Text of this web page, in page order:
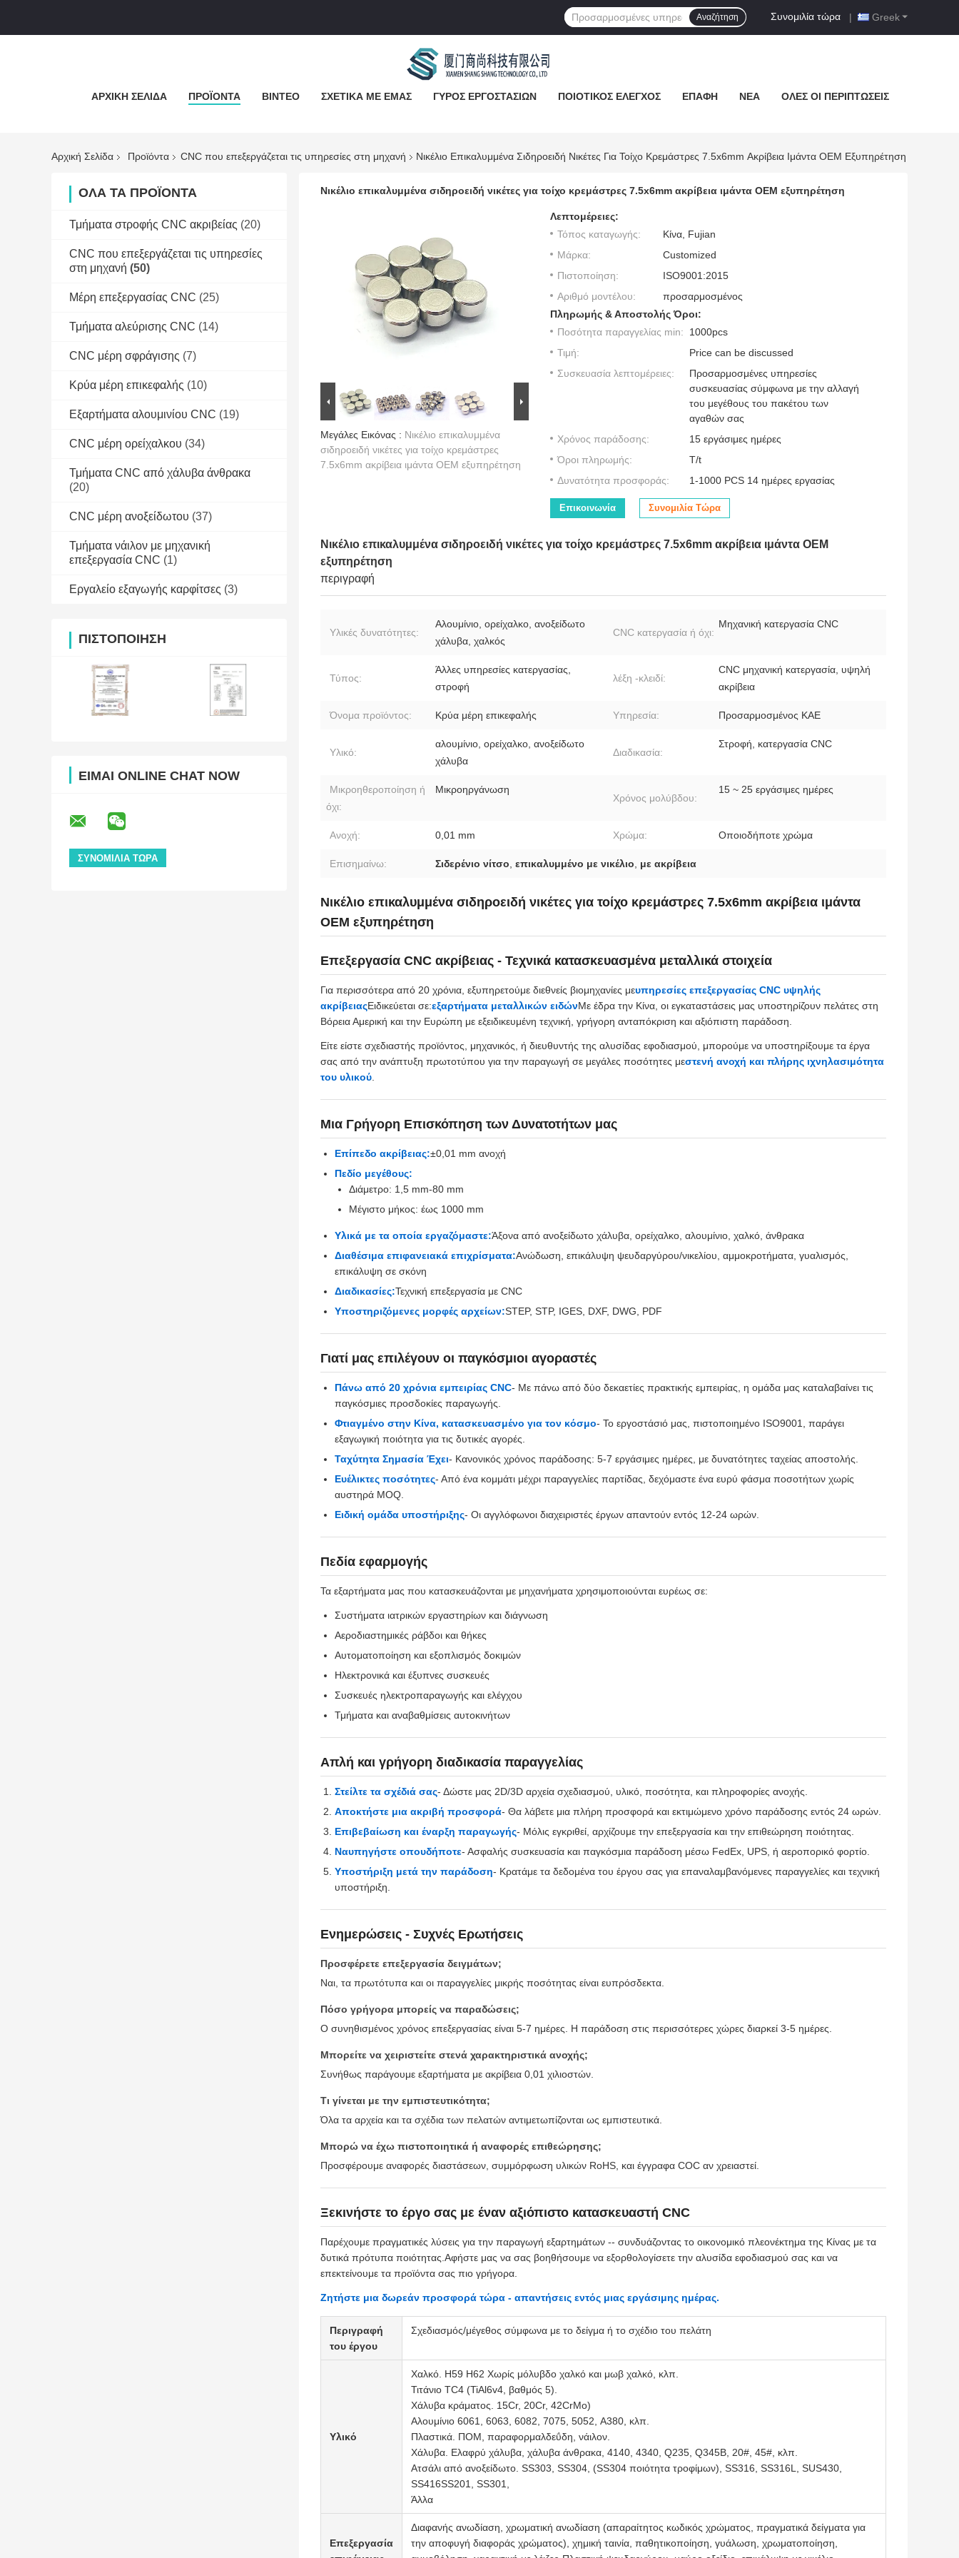
Greek
Συνομιλία τώρα |
Αναζήτηση
ΑΡΧΙΚΉ ΣΕΛΊΔΑ ΠΡΟΪΌΝΤΑ ΒΊΝΤΕΟ ΣΧΕΤΙΚΆ ΜΕ ΕΜΆΣ ΓΎΡΟΣ ΕΡΓΟΣΤΑΣΊΩΝ ΠΟΙΟΤΙΚΌΣ ΈΛΕΓΧΟΣ ΕΠΑΦΉ ΝΈΑ ΌΛΕΣ ΟΙ ΠΕΡΙΠΤΏΣΕΙΣ
Αρχική Σελίδα Προϊόντα CNC που επεξεργάζεται τις υπηρεσίες στη μηχανή Νικέλιο Επικαλυμμένα Σιδηροειδή Νικέτες Για Τοίχο Κρεμάστρες 7.5x6mm Ακρίβεια Ιμάντα OEM Εξυπηρέτηση
ΌΛΑ ΤΑ ΠΡΟΪΌΝΤΑ
Τμήματα στροφής CNC ακριβείας (20)
CNC που επεξεργάζεται τις υπηρεσίες
στη μηχανή (50)
Μέρη επεξεργασίας CNC (25)
Τμήματα αλεύρισης CNC (14)
CNC μέρη σφράγισης (7)
Κρύα μέρη επικεφαλής (10)
Εξαρτήματα αλουμινίου CNC (19)
CNC μέρη ορείχαλκου (34)
Τμήματα CNC από χάλυβα άνθρακα
(20)
CNC μέρη ανοξείδωτου (37)
Τμήματα νάιλον με μηχανική
επεξεργασία CNC (1)
Εργαλείο εξαγωγής καρφίτσες (3)
ΠΙΣΤΟΠΟΊΗΣΗ
ΕΊΜΑΙ ONLINE CHAT NOW
Νικέλιο επικαλυμμένα σιδηροειδή νικέτες για τοίχο κρεμάστρες 7.5x6mm ακρίβεια ιμάντα OEM εξυπηρέτηση
Μεγάλες Εικόνας : Νικέλιο επικαλυμμένα
σιδηροειδή νικέτες για τοίχο κρεμάστρες
7.5x6mm ακρίβεια ιμάντα OEM εξυπηρέτηση
Λεπτομέρειες:
Τόπος καταγωγής:
Κίνα, Fujian
Μάρκα:
Customized
Πιστοποίηση:
ISO9001:2015
Αριθμό μοντέλου:
προσαρμοσμένος
Πληρωμής & Αποστολής Όροι:
Ποσότητα παραγγελίας min:
1000pcs
Τιμή:
Price can be discussed
Συσκευασία λεπτομέρειες:
Προσαρμοσμένες υπηρεσίες
συσκευασίας σύμφωνα με την αλλαγή
του μεγέθους του πακέτου των
αγαθών σας
Χρόνος παράδοσης:
15 εργάσιμες ημέρες
Όροι πληρωμής:
T/t
Δυνατότητα προσφοράς:
1-1000 PCS 14 ημέρες εργασίας
Επικοινωνία Συνομιλία Τώρα
Νικέλιο επικαλυμμένα σιδηροειδή νικέτες για τοίχο κρεμάστρες 7.5x6mm ακρίβεια ιμάντα OEM
εξυπηρέτηση
περιγραφή
Υλικές δυνατότητες:
Αλουμίνιο, ορείχαλκο, ανοξείδωτο
χάλυβα, χαλκός
CNC κατεργασία ή όχι:
Μηχανική κατεργασία CNC
Τύπος:
Άλλες υπηρεσίες κατεργασίας,
στροφή
λέξη -κλειδί:
CNC μηχανική κατεργασία, υψηλή
ακρίβεια
Όνομα προϊόντος: Κρύα μέρη επικεφαλής Υπηρεσία: Προσαρμοσμένος ΚΑΕ
Υλικό:
αλουμίνιο, ορείχαλκο, ανοξείδωτο
χάλυβα
Διαδικασία:
Στροφή, κατεργασία CNC
Μικροηθεροποίηση ή
όχι:
Μικροηργάνωση
Χρόνος μολύβδου:
15 ~ 25 εργάσιμες ημέρες
Ανοχή: 0,01 mm Χρώμα: Οποιοδήποτε χρώμα
Επισημαίνω: Σιδερένιο νίτσο, επικαλυμμένο με νικέλιο, με ακρίβεια
Νικέλιο επικαλυμμένα σιδηροειδή νικέτες για τοίχο κρεμάστρες 7.5x6mm ακρίβεια ιμάντα
OEM εξυπηρέτηση
Επεξεργασία CNC ακρίβειας - Τεχνικά κατασκευασμένα μεταλλικά στοιχεία
Για περισσότερα από 20 χρόνια, εξυπηρετούμε διεθνείς βιομηχανίες μευπηρεσίες επεξεργασίας CNC υψηλής
ακρίβειαςΕιδικεύεται σε:εξαρτήματα μεταλλικών ειδώνΜε έδρα την Κίνα, οι εγκαταστάσεις μας υποστηρίζουν πελάτες στη
Βόρεια Αμερική και την Ευρώπη με εξειδικευμένη τεχνική, γρήγορη ανταπόκριση και αξιόπιστη παράδοση.
Είτε είστε σχεδιαστής προϊόντος, μηχανικός, ή διευθυντής της αλυσίδας εφοδιασμού, μπορούμε να υποστηρίξουμε τα έργα
σας από την ανάπτυξη πρωτοτύπου για την παραγωγή σε μεγάλες ποσότητες μεστενή ανοχή και πλήρης ιχνηλασιμότητα
του υλικού.
Μια Γρήγορη Επισκόπηση των Δυνατοτήτων μας
Επίπεδο ακρίβειας:±0,01 mm ανοχή
Πεδίο μεγέθους:
Διάμετρο: 1,5 mm-80 mm
Μέγιστο μήκος: έως 1000 mm
Υλικά με τα οποία εργαζόμαστε:Άξονα από ανοξείδωτο χάλυβα, ορείχαλκο, αλουμίνιο, χαλκό, άνθρακα
Διαθέσιμα επιφανειακά επιχρίσματα:Ανώδωση, επικάλυψη ψευδαργύρου/νικελίου, αμμοκροτήματα, γυαλισμός,
επικάλυψη σε σκόνη
Διαδικασίες:Τεχνική επεξεργασία με CNC
Υποστηριζόμενες μορφές αρχείων:STEP, STP, IGES, DXF, DWG, PDF
Γιατί μας επιλέγουν οι παγκόσμιοι αγοραστές
Πάνω από 20 χρόνια εμπειρίας CNC- Με πάνω από δύο δεκαετίες πρακτικής εμπειρίας, η ομάδα μας καταλαβαίνει τις
παγκόσμιες προσδοκίες παραγωγής.
Φτιαγμένο στην Κίνα, κατασκευασμένο για τον κόσμο- Το εργοστάσιό μας, πιστοποιημένο ISO9001, παράγει
εξαγωγική ποιότητα για τις δυτικές αγορές.
Ταχύτητα Σημασία Έχει- Κανονικός χρόνος παράδοσης: 5-7 εργάσιμες ημέρες, με δυνατότητες ταχείας αποστολής.
Ευέλικτες ποσότητες- Από ένα κομμάτι μέχρι παραγγελίες παρτίδας, δεχόμαστε ένα ευρύ φάσμα ποσοτήτων χωρίς
αυστηρά MOQ.
Ειδική ομάδα υποστήριξης- Οι αγγλόφωνοι διαχειριστές έργων απαντούν εντός 12-24 ωρών.
Πεδία εφαρμογής
Τα εξαρτήματα μας που κατασκευάζονται με μηχανήματα χρησιμοποιούνται ευρέως σε:
Συστήματα ιατρικών εργαστηρίων και διάγνωση
Αεροδιαστημικές ράβδοι και θήκες
Αυτοματοποίηση και εξοπλισμός δοκιμών
Ηλεκτρονικά και έξυπνες συσκευές
Συσκευές ηλεκτροπαραγωγής και ελέγχου
Τμήματα και αναβαθμίσεις αυτοκινήτων
Απλή και γρήγορη διαδικασία παραγγελίας
Στείλτε τα σχέδιά σας- Δώστε μας 2D/3D αρχεία σχεδιασμού, υλικό, ποσότητα, και πληροφορίες ανοχής.
Αποκτήστε μια ακριβή προσφορά- Θα λάβετε μια πλήρη προσφορά και εκτιμώμενο χρόνο παράδοσης εντός 24 ωρών.
Επιβεβαίωση και έναρξη παραγωγής- Μόλις εγκριθεί, αρχίζουμε την επεξεργασία και την επιθεώρηση ποιότητας.
Ναυπηγήστε οπουδήποτε- Ασφαλής συσκευασία και παγκόσμια παράδοση μέσω FedEx, UPS, ή αεροπορικό φορτίο.
Υποστήριξη μετά την παράδοση- Κρατάμε τα δεδομένα του έργου σας για επαναλαμβανόμενες παραγγελίες και τεχνική
υποστήριξη.
Ενημερώσεις - Συχνές Ερωτήσεις
Προσφέρετε επεξεργασία δειγμάτων;
Ναι, τα πρωτότυπα και οι παραγγελίες μικρής ποσότητας είναι ευπρόσδεκτα.
Πόσο γρήγορα μπορείς να παραδώσεις;
Ο συνηθισμένος χρόνος επεξεργασίας είναι 5-7 ημέρες. Η παράδοση στις περισσότερες χώρες διαρκεί 3-5 ημέρες.
Μπορείτε να χειριστείτε στενά χαρακτηριστικά ανοχής;
Συνήθως παράγουμε εξαρτήματα με ακρίβεια 0,01 χιλιοστών.
Τι γίνεται με την εμπιστευτικότητα;
Όλα τα αρχεία και τα σχέδια των πελατών αντιμετωπίζονται ως εμπιστευτικά.
Μπορώ να έχω πιστοποιητικά ή αναφορές επιθεώρησης;
Προσφέρουμε αναφορές διαστάσεων, συμμόρφωση υλικών RoHS, και έγγραφα COC αν χρειαστεί.
Ξεκινήστε το έργο σας με έναν αξιόπιστο κατασκευαστή CNC
Παρέχουμε πραγματικές λύσεις για την παραγωγή εξαρτημάτων -- συνδυάζοντας το οικονομικό πλεονέκτημα της Κίνας με τα
δυτικά πρότυπα ποιότητας.Αφήστε μας να σας βοηθήσουμε να εξορθολογίσετε την αλυσίδα εφοδιασμού σας και να
επεκτείνουμε τα προϊόντα σας πιο γρήγορα.
Ζητήστε μια δωρεάν προσφορά τώρα - απαντήσεις εντός μιας εργάσιμης ημέρας.
Περιγραφή
του έργου
Σχεδιασμός/μέγεθος σύμφωνα με το δείγμα ή το σχέδιο του πελάτη
Υλικό
Χαλκό. H59 H62 Χωρίς μόλυβδο χαλκό και μωβ χαλκό, κλπ.
Τιτάνιο TC4 (TiAl6v4, βαθμός 5).
Χάλυβα κράματος. 15Cr, 20Cr, 42CrMo)
Αλουμίνιο 6061, 6063, 6082, 7075, 5052, A380, κλπ.
Πλαστικά. ΠΟΜ, παραφορμαλδεΰδη, νάιλον.
Χάλυβα. Ελαφρύ χάλυβα, χάλυβα άνθρακα, 4140, 4340, Q235, Q345B, 20#, 45#, κλπ.
Ατσάλι από ανοξείδωτο. SS303, SS304, (SS304 ποιότητα τροφίμων), SS316, SS316L, SUS430,
SS416SS201, SS301,
Άλλα
Επεξεργασία
Διαφανής ανωδίαση, χρωματική ανωδίαση (απαραίτητος κωδικός χρώματος, πραγματικά δείγματα για
την αποφυγή διαφοράς χρώματος), χημική ταινία, παθητικοποίηση, γυάλωση, χρωματοποίηση,